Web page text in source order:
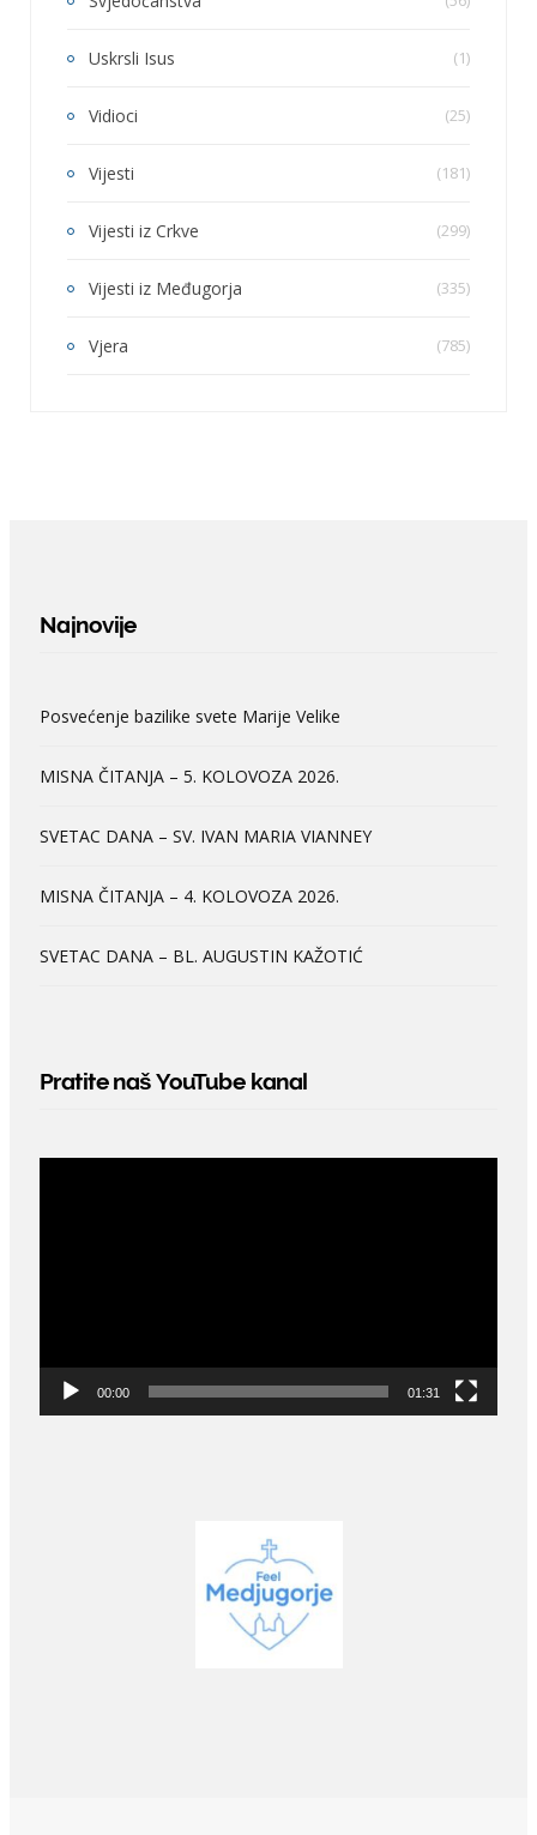
Uskrsli Isus (1)
Vidioci (25)
Vijesti (181)
Vijesti iz Crkve (299)
Vijesti iz Međugorja (335)
Vjera (785)
Najnovije
Posvećenje bazilike svete Marije Velike
MISNA ČITANJA – 5. KOLOVOZA 2026.
SVETAC DANA – SV. IVAN MARIA VIANNEY
MISNA ČITANJA – 4. KOLOVOZA 2026.
SVETAC DANA – BL. AUGUSTIN KAŽOTIĆ
Pratite naš YouTube kanal
00:00 01:31